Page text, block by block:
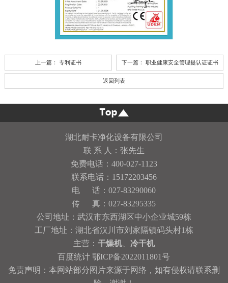
上一篇： 专利证书 下一篇： 职业健康安全管理提认证证书
返回列表
湖北耐卡净化设备有限公司
联 系 人：张先生
免费电话：400-027-1123
联系电话：15172203456
电 话：027-83290060
传 真：027-83295335
公司地址：武汉市东西湖区中小企业城59栋
工厂地址：湖北省汉川市刘家隔镇码头村1栋
主营： 干燥机、 冷干机
百度统计 鄂ICP备2022011801号
免责声明：本网站部分图片来源于网络，如有侵权请联系删